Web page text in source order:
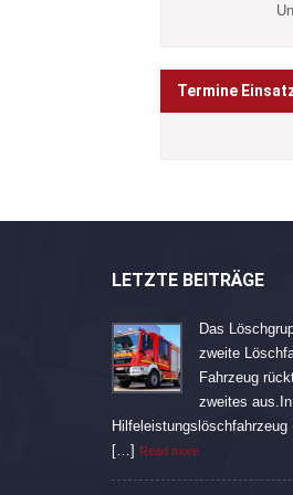
Termine
LETZTE BEITRÄGE
Das
zweite
Fahrzeug
zweites
[…] Read more